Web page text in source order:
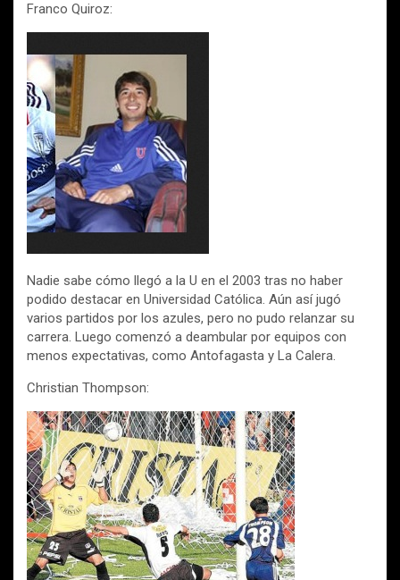
Franco Quiroz:
Nadie sabe cómo llegó a la U en el 2003 tras no haber
podido destacar en Universidad Católica. Aún así jugó
varios partidos por los azules, pero no pudo relanzar su
carrera. Luego comenzó a deambular por equipos con
menos expectativas, como Antofagasta y La Calera.
Christian Thompson: